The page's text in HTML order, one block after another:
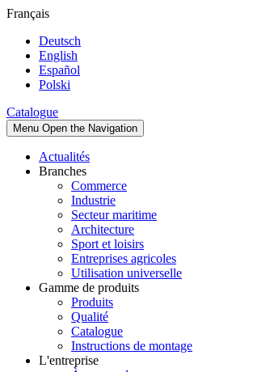
Français
Deutsch
English
Español
Polski
Catalogue
Menu Open the Navigation
Actualités
Branches
Commerce
Industrie
Secteur maritime
Architecture
Sport et loisirs
Entreprises agricoles
Utilisation universelle
Gamme de produits
Produits
Qualité
Catalogue
Instructions de montage
L'entreprise